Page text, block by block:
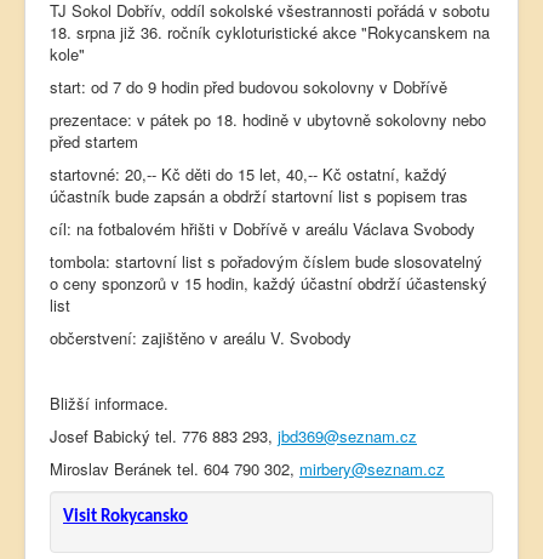
TJ Sokol Dobřív, oddíl sokolské všestrannosti pořádá v sobotu
18. srpna již 36. ročník cykloturistické akce "Rokycanskem na
kole"
start: od 7 do 9 hodin před budovou sokolovny v Dobřívě
prezentace: v pátek po 18. hodině v ubytovně sokolovny nebo
před startem
startovné: 20,-- Kč děti do 15 let, 40,-- Kč ostatní, každý
účastník bude zapsán a obdrží startovní list s popisem tras
cíl: na fotbalovém hřišti v Dobřívě v areálu Václava Svobody
tombola: startovní list s pořadovým číslem bude slosovatelný
o ceny sponzorů v 15 hodin, každý účastní obdrží účastenský
list
občerstvení: zajištěno v areálu V. Svobody
Bližší informace.
Josef Babický tel. 776 883 293, jbd369@seznam.cz
Miroslav Beránek tel. 604 790 302, mirbery@seznam.cz
Visit Rokycansko